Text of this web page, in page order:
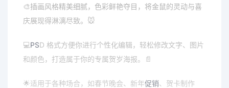
🎨插画风格精美细腻，色彩鲜艳夺目，将金鼠的灵动与喜
庆展现得淋漓尽致。🐭
💻PSD 格式方便你进行个性化编辑，轻松修改文字、图片
和颜色，打造属于你的专属贺岁海报。📄
🌟适用于各种场合，如春节晚会、新年促销、贺卡制作